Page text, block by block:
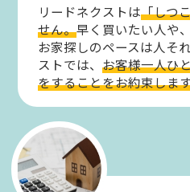
リードネクストは「しつ
せん。早く買いたい人や
お家探しのペースは人そ
ストでは、お客様一人ひ
をすることをお約束しま